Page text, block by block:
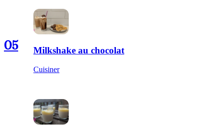
05 Milkshake au chocolat
Cuisiner